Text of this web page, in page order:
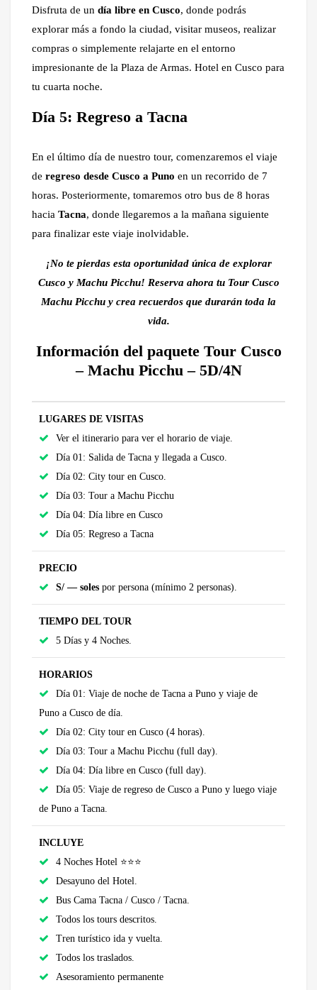
Disfruta de un día libre en Cusco, donde podrás
explorar más a fondo la ciudad, visitar museos, realizar
compras o simplemente relajarte en el entorno
impresionante de la Plaza de Armas. Hotel en Cusco para
tu cuarta noche.
Día 5: Regreso a Tacna
En el último día de nuestro tour, comenzaremos el viaje
de regreso desde Cusco a Puno en un recorrido de 7
horas. Posteriormente, tomaremos otro bus de 8 horas
hacia Tacna, donde llegaremos a la mañana siguiente
para finalizar este viaje inolvidable.
¡No te pierdas esta oportunidad única de explorar
Cusco y Machu Picchu! Reserva ahora tu Tour Cusco
Machu Picchu y crea recuerdos que durarán toda la
vida.
Información del paquete Tour Cusco
– Machu Picchu – 5D/4N
LUGARES DE VISITAS
Ver el itinerario para ver el horario de viaje.
Día 01: Salida de Tacna y llegada a Cusco.
Día 02: City tour en Cusco.
Día 03: Tour a Machu Picchu
Día 04: Día libre en Cusco
Día 05: Regreso a Tacna
PRECIO
S/ — soles por persona (mínimo 2 personas).
TIEMPO DEL TOUR
5 Días y 4 Noches.
HORARIOS
Día 01: Viaje de noche de Tacna a Puno y viaje de
Puno a Cusco de día.
Día 02: City tour en Cusco (4 horas).
Día 03: Tour a Machu Picchu (full day).
Día 04: Día libre en Cusco (full day).
Día 05: Viaje de regreso de Cusco a Puno y luego viaje
de Puno a Tacna.
INCLUYE
4 Noches Hotel ⭐⭐⭐
Desayuno del Hotel.
Bus Cama Tacna / Cusco / Tacna.
Todos los tours descritos.
Tren turístico ida y vuelta.
Todos los traslados.
Asesoramiento permanente